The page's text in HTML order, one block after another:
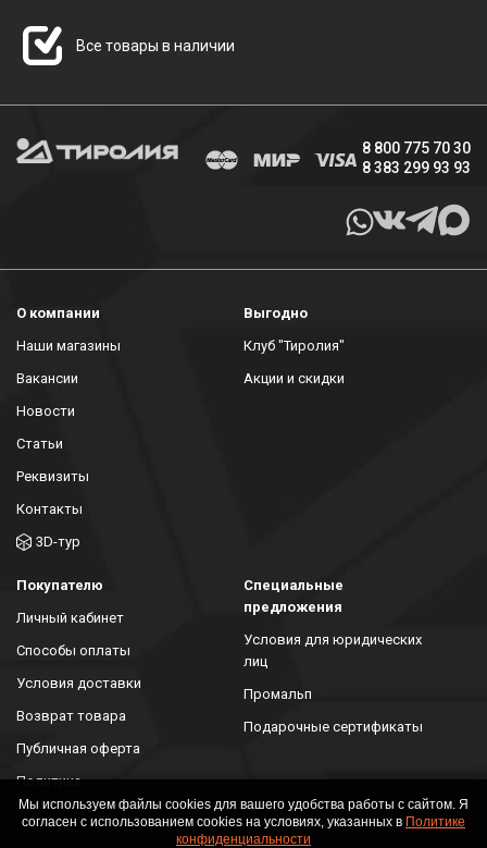
Все товары в наличии
8 800 775 70 30
8 383 299 93 93
О компании
Наши магазины
Вакансии
Новости
Статьи
Реквизиты
Контакты
3D-тур
Выгодно
Клуб "Тиролия"
Акции и скидки
Покупателю
Личный кабинет
Способы оплаты
Условия доставки
Возврат товара
Публичная оферта
Политика
конфиденциальности
Специальные
предложения
Условия для юридических
лиц
Промальп
Подарочные сертификаты
Мы используем файлы cookies для вашего удобства работы с сайтом. Я
согласен с использованием cookies на условиях, указанных в Политике
конфиденциальности